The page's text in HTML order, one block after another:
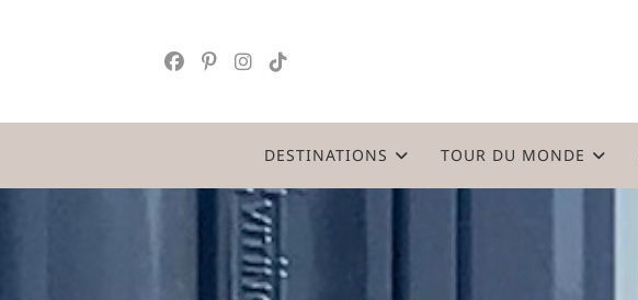
DESTINATIONS TOUR DU MONDE